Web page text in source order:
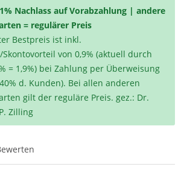
Nachlass auf Vorabzahlung | andere
= regulärer Preis
Bestpreis ist inkl.
Skontovorteil von 0,9% (aktuell durch
= 1,9%) bei Zahlung per Überweisung
d. Kunden). Bei allen anderen
gilt der reguläre Preis. gez.: Dr.
Zilling